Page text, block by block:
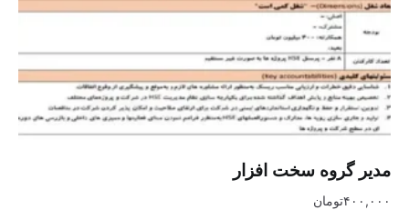
مدیر گروه سخت افزار
۴۰۰,۰۰۰تومان